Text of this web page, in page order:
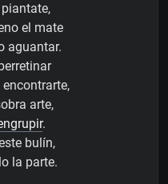
el mate
aguantar.
arte,
.
bulín,
la parte.